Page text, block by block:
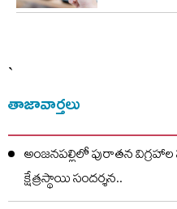
`
తాజావార్తలు
అంజనపల్లిలో పురాతన
క్షేత్రస్థాయి సందర్శన..